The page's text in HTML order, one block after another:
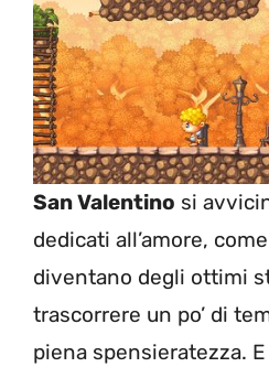
San Valentino si
dedicati all’amore, come
diventano degli ottimi
trascorrere un po’ di
piena spensieratezza.